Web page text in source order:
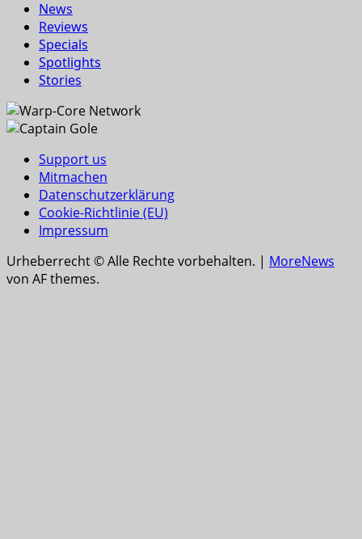
News
Reviews
Specials
Spotlights
Stories
Support us
Mitmachen
Datenschutzerklärung
Cookie-Richtlinie (EU)
Impressum
Urheberrecht © Alle Rechte vorbehalten. | MoreNews
von AF themes.